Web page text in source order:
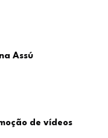
Assú
de vídeos